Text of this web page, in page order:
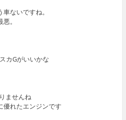
ないですね。
。
カGがいいかな
ませんね
優れたエンジンです